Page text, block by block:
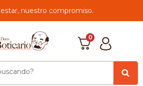
nuestro compromiso.
0